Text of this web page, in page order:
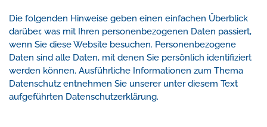
Die folgenden Hinweise geben einen einfachen Überblick
darüber, was mit Ihren personenbezogenen Daten passiert,
wenn Sie diese Website besuchen. Personenbezogene
Daten sind alle Daten, mit denen Sie persönlich identifiziert
werden können. Ausführliche Informationen zum Thema
Datenschutz entnehmen Sie unserer unter diesem Text
aufgeführten Datenschutzerklärung.